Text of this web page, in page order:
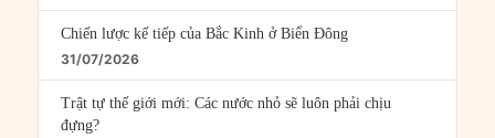
Chiến lược kế tiếp của Bắc Kinh ở Biển Đông
31/07/2026
Trật tự thế giới mới: Các nước nhỏ sẽ luôn phải chịu
đựng?